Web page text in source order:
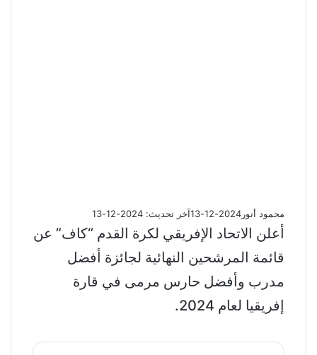
محمود أنور 2024-12-13 آخر تحديث: 2024-12-13
أعلن الاتحاد الإفريقي لكرة القدم “كاف” عن
قائمة المرشحين النهائية لجائزة أفضل
مدرب وأفضل حارس مرمى في قارة
إفريقيا لعام 2024.